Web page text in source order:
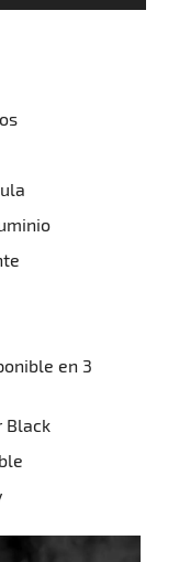
en 3
Black